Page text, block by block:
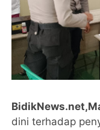
dini terhadap